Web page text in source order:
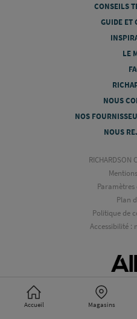
Accueil Magasins
CONSEILS
GUIDE ET
LE
NOUS
NOS
NOUS
RICHARDSON
Paramètres
Plan
Politique de
Accessibilité :